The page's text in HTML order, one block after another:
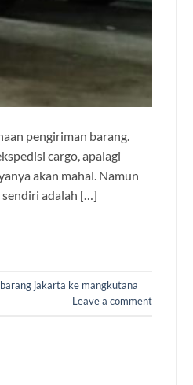
pengiriman barang.
cargo, apalagi
akan mahal. Namun
sendiri adalah […]
jakarta ke mangkutana
Leave a comment